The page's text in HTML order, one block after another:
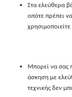
Στα ελεύθερα
οπότε πρέπει
Μπορεί να σας
άσκηση με
τεχνικής δεν